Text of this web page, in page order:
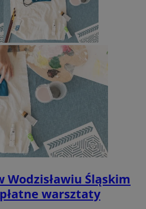
Wodzisławiu Śląskim
warsztaty